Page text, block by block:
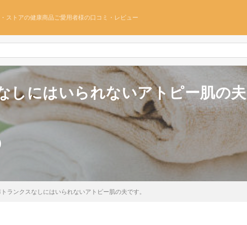
ストアの健康商品ご愛用者様の口コミ・レビュー
しにはいられないアトピー肌の夫
ランクスなしにはいられないアトピー肌の夫です。